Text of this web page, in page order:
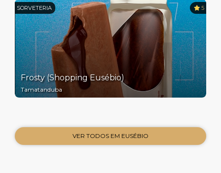
SORVETERIA 5
Frosty (Shopping Eusébio)
Tamatanduba
VER TODOS EM EUSÉBIO